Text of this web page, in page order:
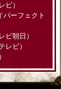
ビ）
パーフェクト
ビ朝日）
レビ）